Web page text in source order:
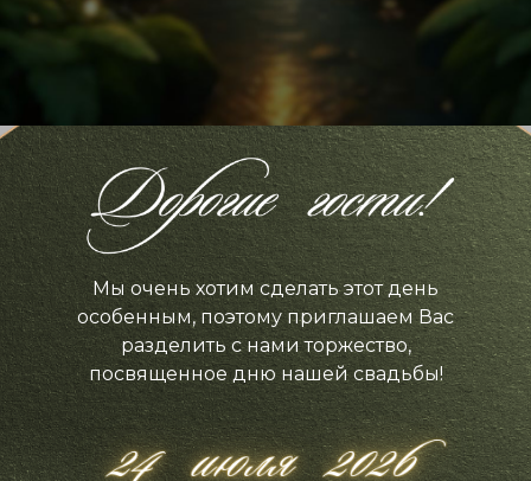
Мы очень хотим сделать этот день
особенным, поэтому приглашаем Вас
разделить с нами торжество,
посвященное дню нашей свадьбы!